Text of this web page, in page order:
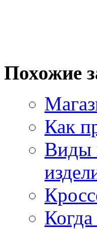
Похожие
Как
Виды